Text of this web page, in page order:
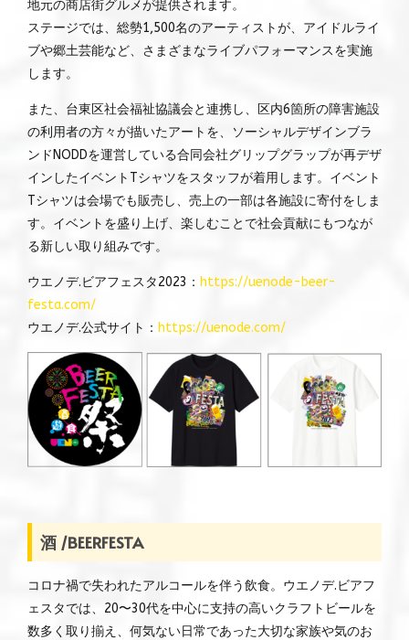
地元の商店街グルメが提供されます。
ステージでは、総勢1,500名のアーティストが、アイドルライ
ブや郷土芸能など、さまざまなライブパフォーマンスを実施
します。
また、台東区社会福祉協議会と連携し、区内6箇所の障害施設
の利用者の方々が描いたアートを、ソーシャルデザインブラ
ンドNODDを運営している合同会社グリップグラップが再デザ
インしたイベントTシャツをスタッフが着用します。イベント
Tシャツは会場でも販売し、売上の一部は各施設に寄付をしま
す。イベントを盛り上げ、楽しむことで社会貢献にもつなが
る新しい取り組みです。
ウエノデ.ビアフェスタ2023： https://uenode-beer-
festa.com/
ウエノデ.公式サイト： https://uenode.com/
酒 /BEERFESTA
コロナ禍で失われたアルコールを伴う飲食。ウエノデ.ビアフ
ェスタでは、20〜30代を中心に支持の高いクラフトビールを
数多く取り揃え、何気ない日常であった大切な家族や気のお